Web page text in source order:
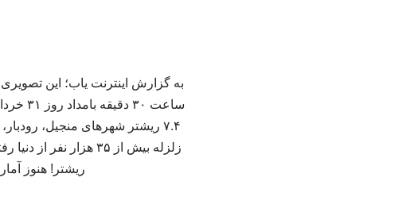
۷.۴ ریشتر شهرهای منجیل،
ریشتر! هنوز